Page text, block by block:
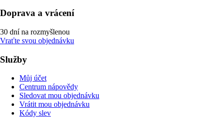
Doprava a vrácení
30 dní na rozmyšlenou
Vraťte svou objednávku
Služby
Můj účet
Centrum nápovědy
Sledovat mou objednávku
Vrátit mou objednávku
Kódy slev